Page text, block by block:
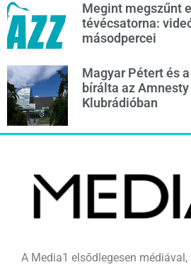
Megint megszűnt
tévécsatorna:
másodpercei
Magyar Pétert és
bírálta az
Klubrádióban
A Media1 elsődlegesen médiával,